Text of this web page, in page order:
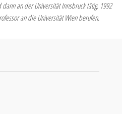
an der Universität Innsbruck tätig. 1992
an die Universität Wien berufen.